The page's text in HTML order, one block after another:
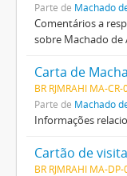
Parte de Machado
Comentários a
sobre Machado de
BR RJMRAHI MA-CR-
Parte de Machado
Informações
BR RJMRAHI MA-DP-